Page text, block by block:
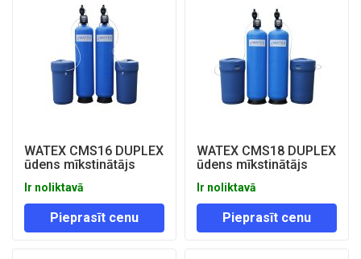
WATEX CMS16 DUPLEX
ūdens mīkstinātājs
Ir noliktavā
Pieprasīt cenu
WATEX CMS18 DUPLEX
ūdens mīkstinātājs
Ir noliktavā
Pieprasīt cenu